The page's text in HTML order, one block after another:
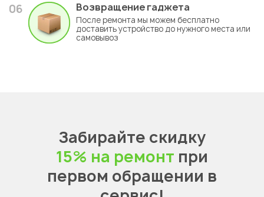
06 Возвращение гаджета
После ремонта мы можем бесплатно
доставить устройство до нужного места или
самовывоз
Забирайте скидку
15% на ремонт при
первом обращении в